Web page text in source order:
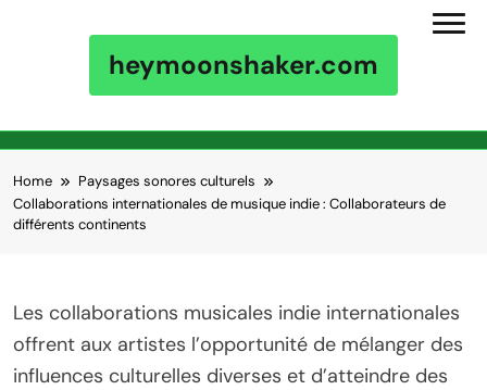
heymoonshaker.com
Home
Paysages sonores culturels
Collaborations internationales de musique indie : Collaborateurs de
différents continents
Les collaborations musicales indie internationales
offrent aux artistes l’opportunité de mélanger des
influences culturelles diverses et d’atteindre des